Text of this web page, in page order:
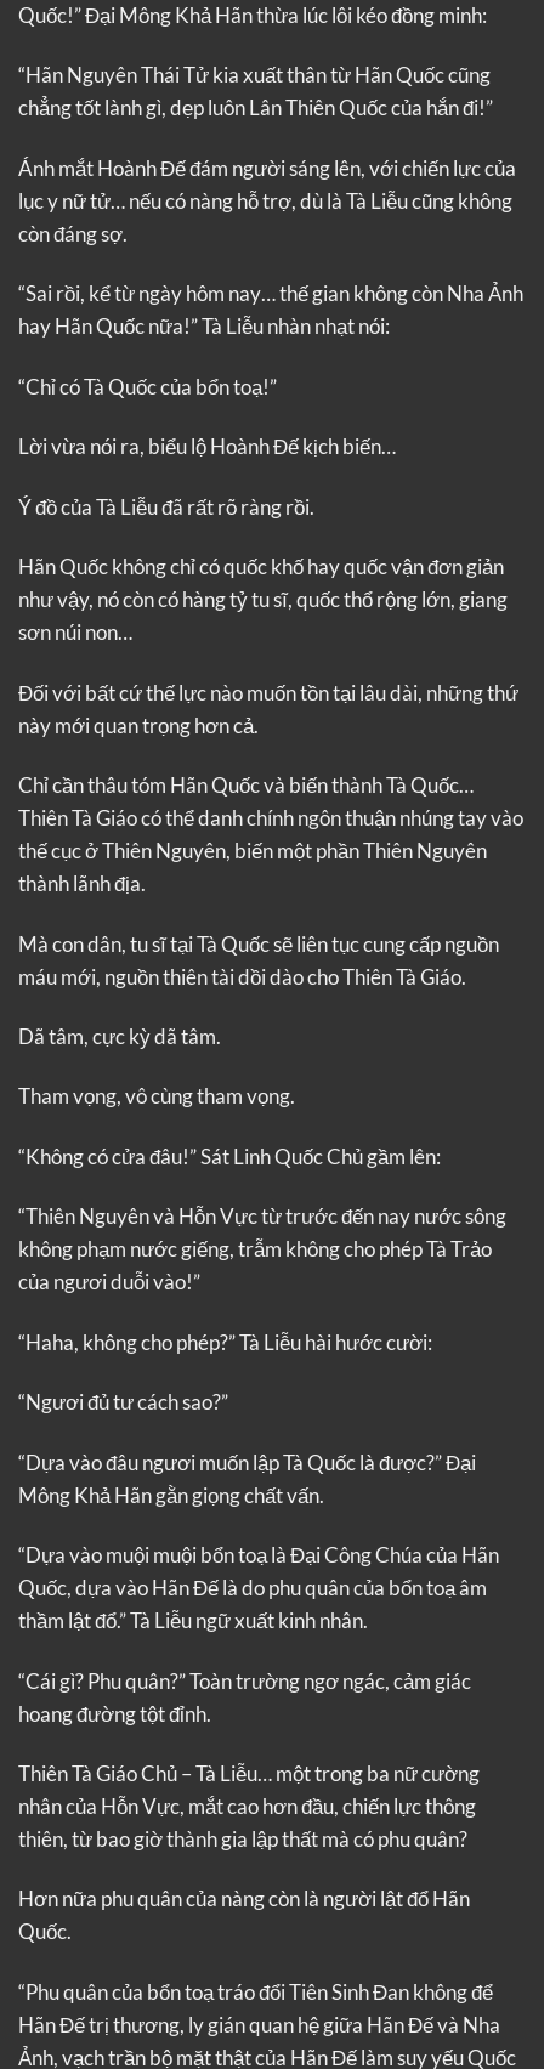
Quốc!” Đại Mông Khả Hãn thừa lúc lôi kéo đồng minh:
“Hãn Nguyên Thái Tử kia xuất thân từ Hãn Quốc cũng
chẳng tốt lành gì, dẹp luôn Lân Thiên Quốc của hắn đi!”
Ánh mắt Hoành Đế đám người sáng lên, với chiến lực của
lục y nữ tử… nếu có nàng hỗ trợ, dù là Tà Liễu cũng không
còn đáng sợ.
“Sai rồi, kể từ ngày hôm nay… thế gian không còn Nha Ảnh
hay Hãn Quốc nữa!” Tà Liễu nhàn nhạt nói:
“Chỉ có Tà Quốc của bổn toạ!”
Lời vừa nói ra, biểu lộ Hoành Đế kịch biến…
Ý đồ của Tà Liễu đã rất rõ ràng rồi.
Hãn Quốc không chỉ có quốc khố hay quốc vận đơn giản
như vậy, nó còn có hàng tỷ tu sĩ, quốc thổ rộng lớn, giang
sơn núi non…
Đối với bất cứ thế lực nào muốn tồn tại lâu dài, những thứ
này mới quan trọng hơn cả.
Chỉ cần thâu tóm Hãn Quốc và biến thành Tà Quốc…
Thiên Tà Giáo có thể danh chính ngôn thuận nhúng tay vào
thế cục ở Thiên Nguyên, biến một phần Thiên Nguyên
thành lãnh địa.
Mà con dân, tu sĩ tại Tà Quốc sẽ liên tục cung cấp nguồn
máu mới, nguồn thiên tài dồi dào cho Thiên Tà Giáo.
Dã tâm, cực kỳ dã tâm.
Tham vọng, vô cùng tham vọng.
“Không có cửa đâu!” Sát Linh Quốc Chủ gầm lên:
“Thiên Nguyên và Hỗn Vực từ trước đến nay nước sông
không phạm nước giếng, trẫm không cho phép Tà Trảo
của ngươi duỗi vào!”
“Haha, không cho phép?” Tà Liễu hài hước cười:
“Ngươi đủ tư cách sao?”
“Dựa vào đâu ngươi muốn lập Tà Quốc là được?” Đại
Mông Khả Hãn gằn giọng chất vấn.
“Dựa vào muội muội bổn toạ là Đại Công Chúa của Hãn
Quốc, dựa vào Hãn Đế là do phu quân của bổn toạ âm
thầm lật đổ.” Tà Liễu ngữ xuất kinh nhân.
“Cái gì? Phu quân?” Toàn trường ngơ ngác, cảm giác
hoang đường tột đỉnh.
Thiên Tà Giáo Chủ – Tà Liễu… một trong ba nữ cường
nhân của Hỗn Vực, mắt cao hơn đầu, chiến lực thông
thiên, từ bao giờ thành gia lập thất mà có phu quân?
Hơn nữa phu quân của nàng còn là người lật đổ Hãn
Quốc.
“Phu quân của bổn toạ tráo đổi Tiên Sinh Đan không để
Hãn Đế trị thương, ly gián quan hệ giữa Hãn Đế và Nha
Ảnh, vạch trần bộ mặt thật của Hãn Đế làm suy yếu Quốc